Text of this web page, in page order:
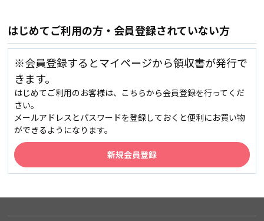
はじめてご利用の方・会員登録されていない方
※会員登録するとマイページから領収書が発行で
きます。
はじめてご利用のお客様は、こちらから会員登録を行ってくだ
さい。
メールアドレスとパスワードを登録しておくと便利にお買い物
ができるようになります。